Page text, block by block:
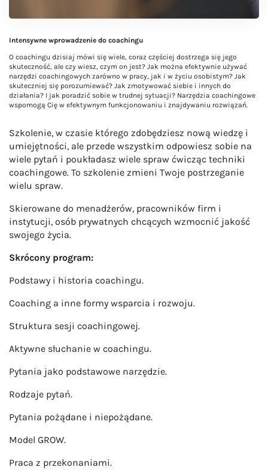
Intensywne wprowadzenie do coachingu
O coachingu dzisiaj mówi się wiele, coraz częściej dostrzega się jego
skuteczność, ale czy wiesz, czym on jest? Jak można efektywnie używać
narzędzi coachingowych zarówno w pracy, jak i w życiu osobistym? Jak
skuteczniej się porozumiewać? Jak zmotywować siebie i innych do
działania? I jak poradzić sobie w trudnej sytuacji? Narzędzia coachingowe
wspomogą Cię w efektywnym funkcjonowaniu i znajdywaniu rozwiązań.
Szkolenie, w czasie którego zdobędziesz nową wiedzę i
umiejętności, ale przede wszystkim odpowiesz sobie na
wiele pytań i poukładasz wiele spraw ćwicząc techniki
coachingowe. To szkolenie zmieni Twoje postrzeganie
wielu spraw.
Skierowane do menadżerów, pracowników firm i
instytucji, osób prywatnych chcących wzmocnić jakość
swojego życia.
Skrócony program:
Podstawy i historia coachingu.
Coaching a inne formy wsparcia i rozwoju.
Struktura sesji coachingowej.
Aktywne słuchanie w coachingu.
Pytania jako podstawowe narzędzie.
Rodzaje pytań.
Pytania pożądane i niepożądane.
Model GROW.
Praca z przekonaniami.